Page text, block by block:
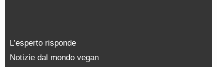
L’esperto risponde
Notizie dal mondo vegan